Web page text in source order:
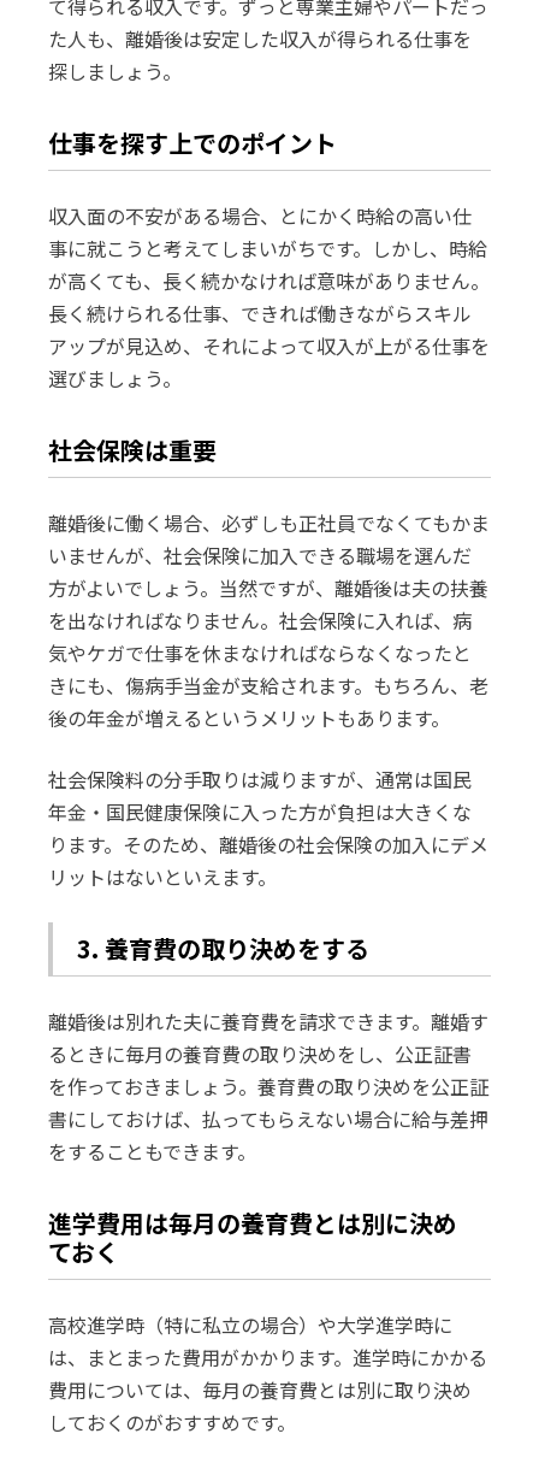
て得られる収入です。ずっと専業主婦やパートだっ
た人も、離婚後は安定した収入が得られる仕事を
探しましょう。
仕事を探す上でのポイント
収入面の不安がある場合、とにかく時給の高い仕
事に就こうと考えてしまいがちです。しかし、時給
が高くても、長く続かなければ意味がありません。
長く続けられる仕事、できれば働きながらスキル
アップが見込め、それによって収入が上がる仕事を
選びましょう。
社会保険は重要
離婚後に働く場合、必ずしも正社員でなくてもかま
いませんが、社会保険に加入できる職場を選んだ
方がよいでしょう。当然ですが、離婚後は夫の扶養
を出なければなりません。社会保険に入れば、病
気やケガで仕事を休まなければならなくなったと
きにも、傷病手当金が支給されます。もちろん、老
後の年金が増えるというメリットもあります。
社会保険料の分手取りは減りますが、通常は国民
年金・国民健康保険に入った方が負担は大きくな
ります。そのため、離婚後の社会保険の加入にデメ
リットはないといえます。
3. 養育費の取り決めをする
離婚後は別れた夫に養育費を請求できます。離婚す
るときに毎月の養育費の取り決めをし、公正証書
を作っておきましょう。養育費の取り決めを公正証
書にしておけば、払ってもらえない場合に給与差押
をすることもできます。
進学費用は毎月の養育費とは別に決め
ておく
高校進学時（特に私立の場合）や大学進学時に
は、まとまった費用がかかります。進学時にかかる
費用については、毎月の養育費とは別に取り決め
しておくのがおすすめです。